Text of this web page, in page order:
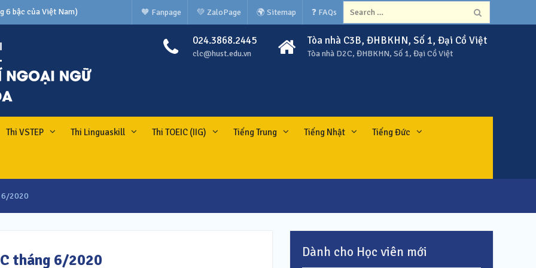
NHẬT CÁC TRƯỜNG
6 bậc của Việt Nam)
🧡 Fanpage 💚 ZaloPage 🌍 Sitemap ❓ FAQs
for:
024.3868.2445
clc@hust.edu.vn
Tòa nhà C3B, ĐHBKHN, Số 1, Đại Cồ Việt
Tòa nhà D2C, ĐHBKHN, Số 1, Đại Cồ Việt
Thi VSTEP Thi Linguaskill Thi TOEIC (IIG) Tiếng Trung Tiếng Nhật Tiếng Đức
6/2020
tháng 6/2020 Dành cho Học viên mới